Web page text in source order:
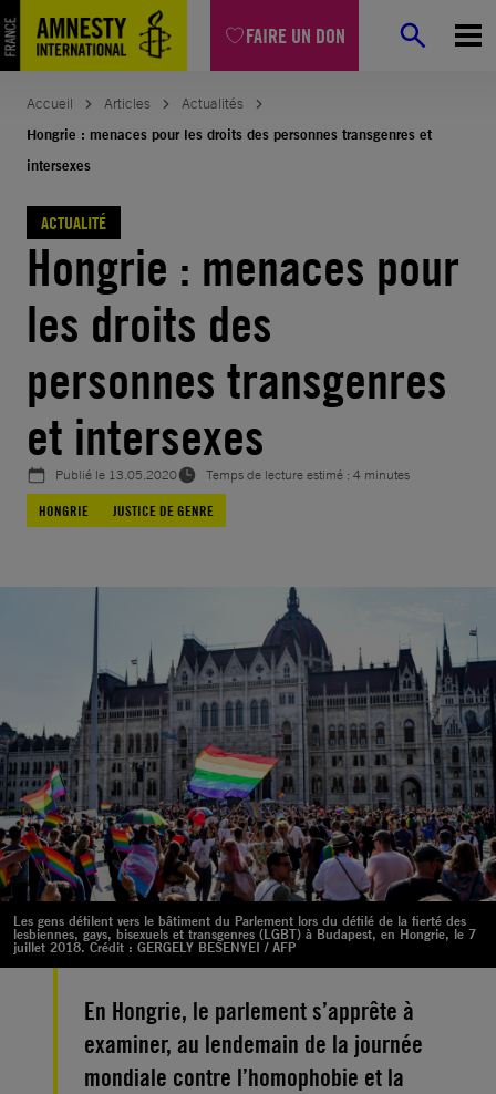
FAIRE UN DON
Aller
au
contenu
Accueil Articles
Actualités
Hongrie : menaces pour les droits des personnes transgenres et
intersexes
ACTUALITÉ
Hongrie : menaces pour
les droits des
personnes transgenres
et intersexes
Publié le 13.05.2020
Temps de lecture estimé : 4 minutes
HONGRIE
JUSTICE DE GENRE
Les gens défilent vers le bâtiment du Parlement lors du défilé de la fierté des
lesbiennes, gays, bisexuels et transgenres (LGBT) à Budapest, en Hongrie, le 7
juillet 2018. Crédit : GERGELY BESENYEI / AFP
En Hongrie, le parlement s’apprête à
examiner, au lendemain de la journée
mondiale contre l’homophobie et la